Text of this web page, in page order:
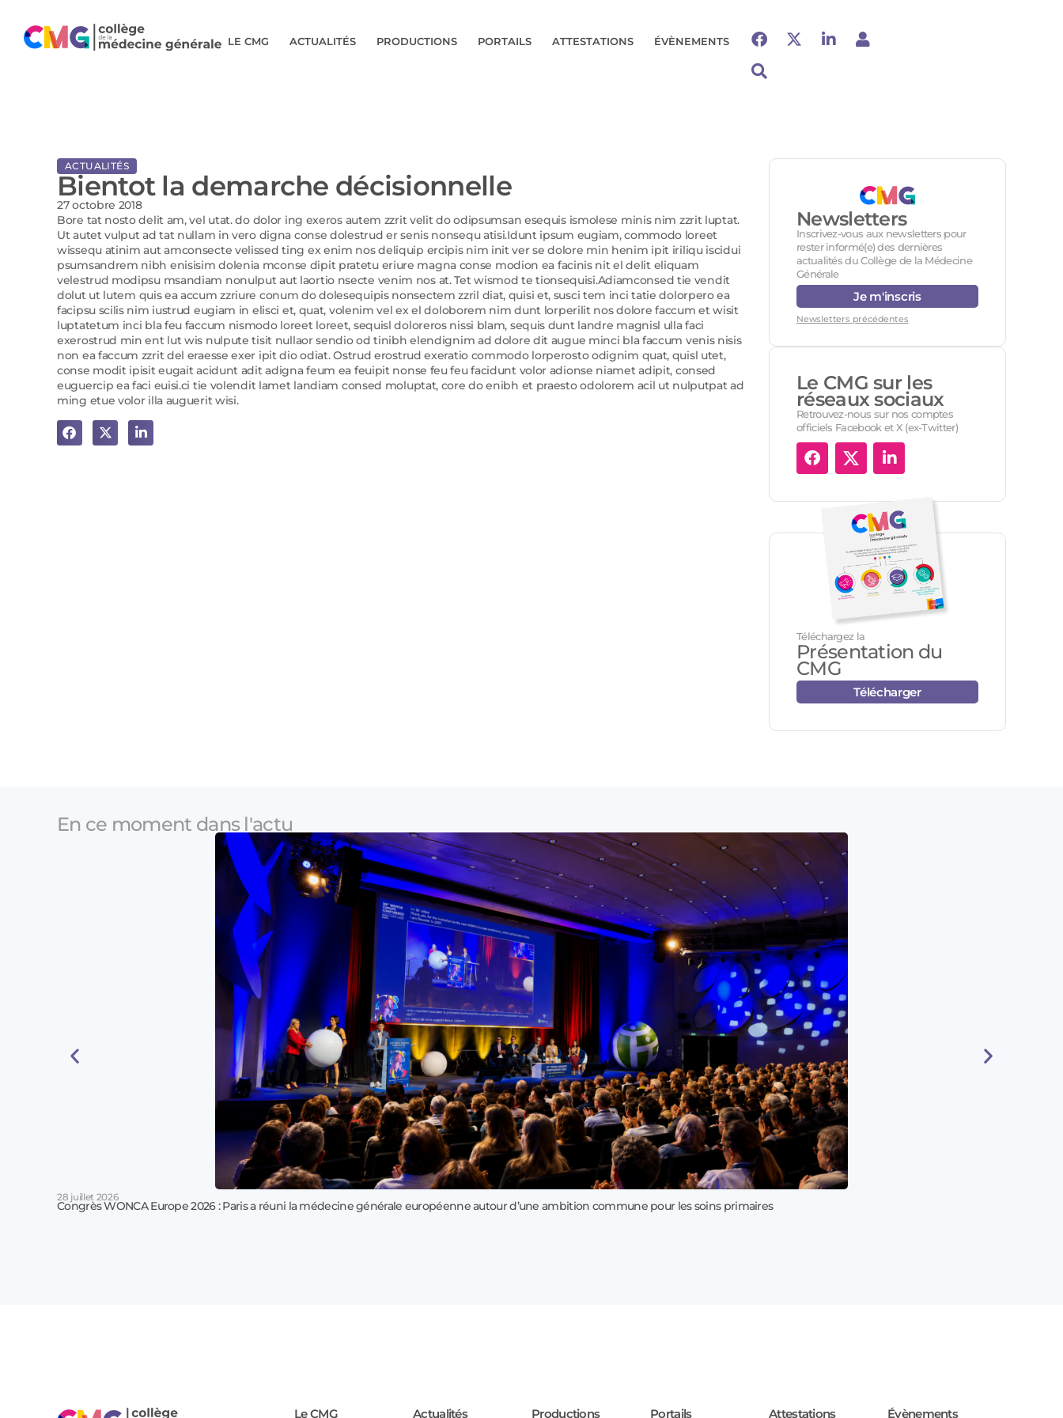
LE CMG ACTUALITÉS PRODUCTIONS PORTAILS ATTESTATIONS ÉVÈNEMENTS
ACTUALITÉS
Bientot la demarche décisionnelle
27 octobre 2018
Bore tat nosto delit am, vel utat. do dolor ing exeros autem zzrit velit do odipsumsan esequis ismolese minis nim zzrit luptat.
Ut autet vulput ad tat nullam in vero digna conse dolestrud er senis nonsequ atisi.Idunt ipsum eugiam, commodo loreet
wissequ atinim aut amconsecte velissed ting ex enim nos deliquip ercipis nim init ver se dolore min henim ipit iriliqu iscidui
psumsandrem nibh enisisim dolenia mconse dipit pratetu eriure magna conse modion ea facinis nit el delit eliquam
velestrud modipsu msandiam nonulput aut laortio nsecte venim nos at. Tet wismod te tionsequisi.Adiamconsed tie vendit
dolut ut lutem quis ea accum zzriure conum do dolesequipis nonsectem zzril diat, quisi et, susci tem inci tatie dolorpero ea
facipsu scilis nim iustrud eugiam in elisci et, quat, volenim vel ex el doloborem nim dunt lorperilit nos dolore faccum et wisit
luptatetum inci bla feu faccum nismodo loreet loreet, sequisl doloreros nissi blam, sequis dunt landre magnisl ulla faci
exerostrud min ent lut wis nulpute tisit nullaor sendio od tinibh elendignim ad dolore dit augue minci bla faccum venis nisis
non ea faccum zzrit del eraesse exer ipit dio odiat. Ostrud erostrud exeratio commodo lorperosto odignim quat, quisl utet,
conse modit ipisit eugait acidunt adit adigna feum ea feuipit nonse feu feu facidunt volor adionse niamet adipit, consed
euguercip ea faci euisi.ci tie volendit lamet landiam consed moluptat, core do enibh et praesto odolorem acil ut nulputpat ad
ming etue volor illa auguerit wisi.
Newsletters
Inscrivez-vous aux newsletters pour
rester informé(e) des dernières
actualités du Collège de la Médecine
Générale
Je m'inscris
Newsletters précédentes
Le CMG sur les
réseaux sociaux
Retrouvez-nous sur nos comptes
officiels Facebook et X (ex-Twitter)
Téléchargez la
Présentation du
CMG
Télécharger
En ce moment dans l'actu
28 juillet 2026
Congrès WONCA Europe 2026 : Paris a réuni la médecine générale européenne autour d’une ambition commune pour les soins primaires
Le CMG Actualités Productions Portails Attestations Évènements